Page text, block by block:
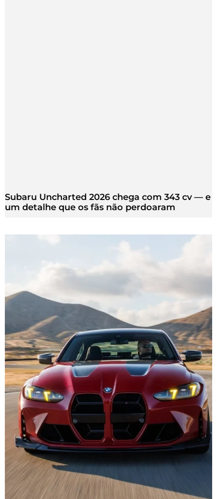
Subaru Uncharted 2026 chega com 343 cv — e
um detalhe que os fãs não perdoaram